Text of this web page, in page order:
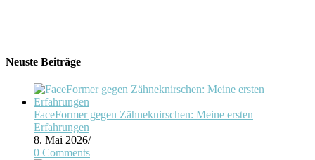
Neuste Beiträge
FaceFormer gegen Zähneknirschen: Meine ersten
Erfahrungen
8. Mai 2026/
0 Comments